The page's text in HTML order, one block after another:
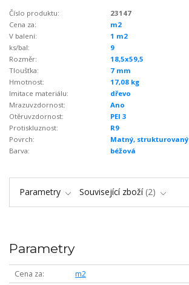
Číslo produktu:
23147
Cena za:
m2
V balení:
1 m2
ks/bal:
9
Rozměr:
18,5x59,5
Tloušťka:
7 mm
Hmotnost:
17,08 kg
Imitace materiálu:
dřevo
Mrazuvzdornost:
Ano
Otěruvzdornost:
PEI 3
Protiskluznost:
R9
Povrch:
Matný, strukturovaný
Barva:
béžová
Parametry Související zboží 2
Parametry
Cena za
m2